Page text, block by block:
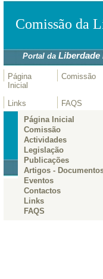
Comissão da
Portal daLiberdade
Página
Inicial
Comissão
Links
FAQS
Página Inicial
Comissão
Actividades
Legislação
Publicações
Artigos -
Eventos
Contactos
Links
FAQS